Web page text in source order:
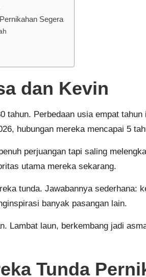
Segera
dan Kevin
tahun. Perbedaan usia empat
hubungan mereka mencapai 5
perjuangan tapi saling
utama mereka sekarang.
tunda. Jawabannya
banyak pasangan lain.
Lambat laun, berkembang jadi
Tunda